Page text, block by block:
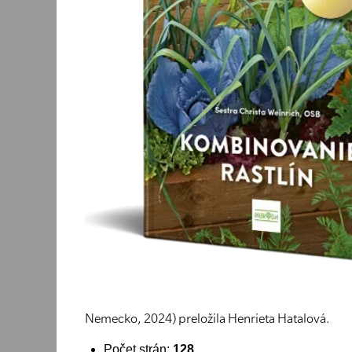
Nemecko, 2024) preložila Henrieta Hatalová.
Počet strán: 128